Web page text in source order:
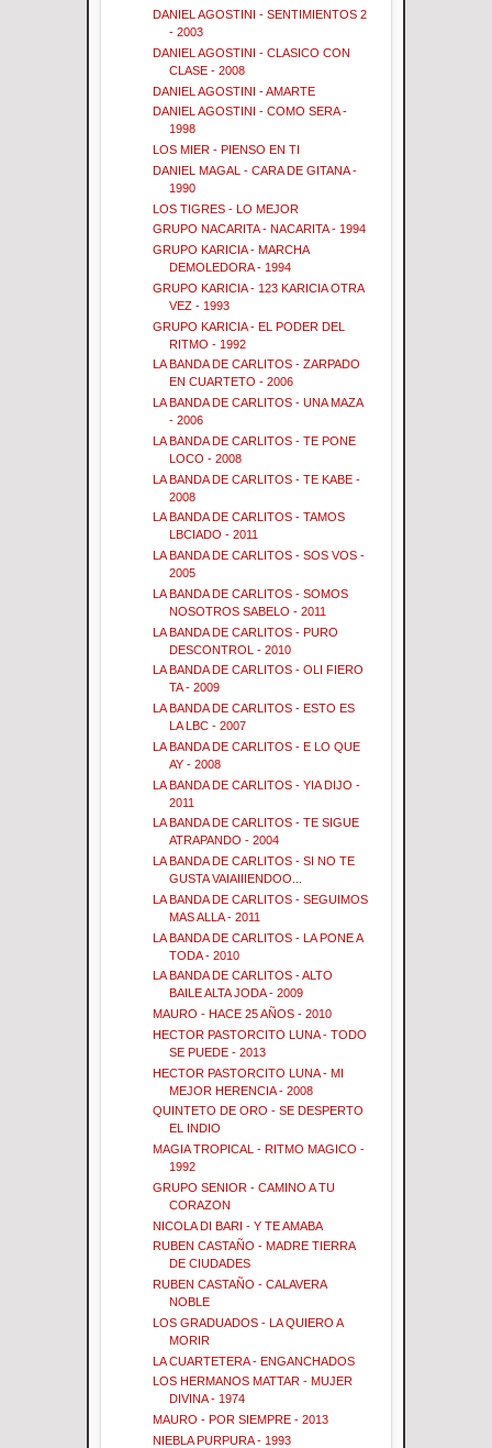
DANIEL AGOSTINI - SENTIMIENTOS 2
- 2003
DANIEL AGOSTINI - CLASICO CON
CLASE - 2008
DANIEL AGOSTINI - AMARTE
DANIEL AGOSTINI - COMO SERA -
1998
LOS MIER - PIENSO EN TI
DANIEL MAGAL - CARA DE GITANA -
1990
LOS TIGRES - LO MEJOR
GRUPO NACARITA - NACARITA - 1994
GRUPO KARICIA - MARCHA
DEMOLEDORA - 1994
GRUPO KARICIA - 123 KARICIA OTRA
VEZ - 1993
GRUPO KARICIA - EL PODER DEL
RITMO - 1992
LA BANDA DE CARLITOS - ZARPADO
EN CUARTETO - 2006
LA BANDA DE CARLITOS - UNA MAZA
- 2006
LA BANDA DE CARLITOS - TE PONE
LOCO - 2008
LA BANDA DE CARLITOS - TE KABE -
2008
LA BANDA DE CARLITOS - TAMOS
LBCIADO - 2011
LA BANDA DE CARLITOS - SOS VOS -
2005
LA BANDA DE CARLITOS - SOMOS
NOSOTROS SABELO - 2011
LA BANDA DE CARLITOS - PURO
DESCONTROL - 2010
LA BANDA DE CARLITOS - OLI FIERO
TA - 2009
LA BANDA DE CARLITOS - ESTO ES
LA LBC - 2007
LA BANDA DE CARLITOS - E LO QUE
AY - 2008
LA BANDA DE CARLITOS - YIA DIJO -
2011
LA BANDA DE CARLITOS - TE SIGUE
ATRAPANDO - 2004
LA BANDA DE CARLITOS - SI NO TE
GUSTA VAIAIIIENDOO...
LA BANDA DE CARLITOS - SEGUIMOS
MAS ALLA - 2011
LA BANDA DE CARLITOS - LA PONE A
TODA - 2010
LA BANDA DE CARLITOS - ALTO
BAILE ALTA JODA - 2009
MAURO - HACE 25 AÑOS - 2010
HECTOR PASTORCITO LUNA - TODO
SE PUEDE - 2013
HECTOR PASTORCITO LUNA - MI
MEJOR HERENCIA - 2008
QUINTETO DE ORO - SE DESPERTO
EL INDIO
MAGIA TROPICAL - RITMO MAGICO -
1992
GRUPO SENIOR - CAMINO A TU
CORAZON
NICOLA DI BARI - Y TE AMABA
RUBEN CASTAÑO - MADRE TIERRA
DE CIUDADES
RUBEN CASTAÑO - CALAVERA
NOBLE
LOS GRADUADOS - LA QUIERO A
MORIR
LA CUARTETERA - ENGANCHADOS
LOS HERMANOS MATTAR - MUJER
DIVINA - 1974
MAURO - POR SIEMPRE - 2013
NIEBLA PURPURA - 1993